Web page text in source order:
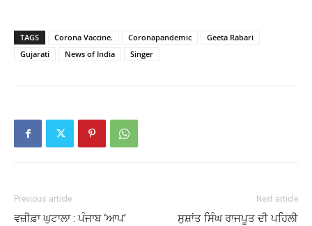
TAGS Corona Vaccine. Coronapandemic
Geeta Rabari
Gujarati
News of India Singer
Previous article
ਵਜ਼ੀਫ਼ਾ ਘੁਟਾਲਾ : ਪੰਜਾਬ ‘ਆਪ’
Next article
ਸੁਸ਼ਾਂਤ ਸਿੰਘ ਰਾਜਪੂਤ ਦੀ ਪਹਿਲੀ